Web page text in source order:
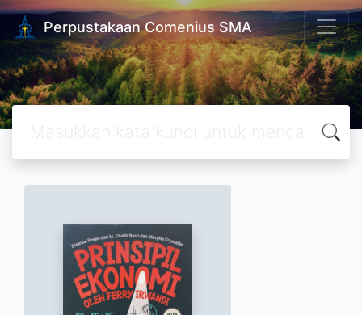
Perpustakaan Comenius SMA